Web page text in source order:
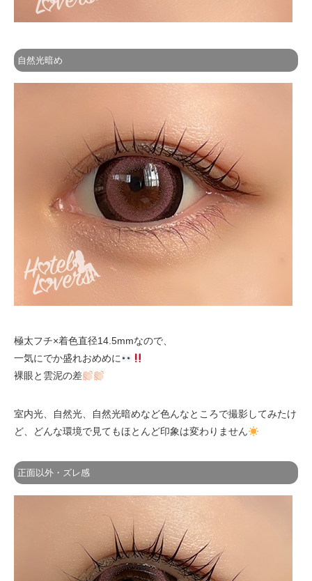
自然光暗め
極太フチ×着色直径14.5mmなので、
一気にでか盛れおめめに
裸眼と雲泥の差
室内光、自然光、自然光暗めなど色んなところで撮影してみたけ
ど、どんな環境で見てもほとんど印象は変わりません
正面以外・ズレ感